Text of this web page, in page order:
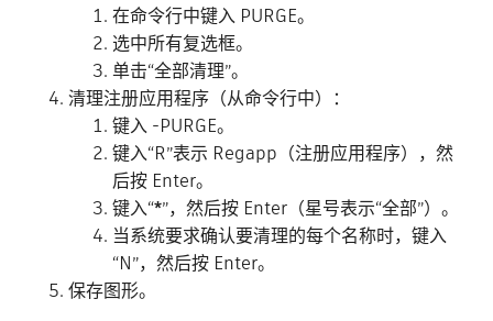
在命令行中键入 PURGE。
选中所有复选框。
单击“全部清理”。
清理注册应用程序（从命令行中）：
键入 -PURGE。
键入“R”表示 Regapp（注册应用程序），然
后按 Enter。
键入“*”，然后按 Enter（星号表示“全部”）。
当系统要求确认要清理的每个名称时，键入
“N”，然后按 Enter。
保存图形。